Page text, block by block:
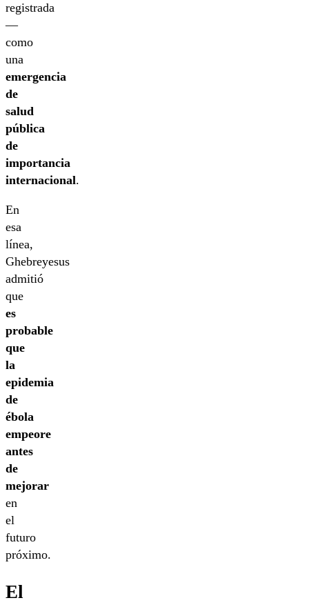
registrada
—
como
una
emergencia
de
salud
pública
de
importancia
internacional.
En
esa
línea,
Ghebreyesus
admitió
que
es
probable
que
la
epidemia
de
ébola
empeore
antes
de
mejorar
en
el
futuro
próximo.
El